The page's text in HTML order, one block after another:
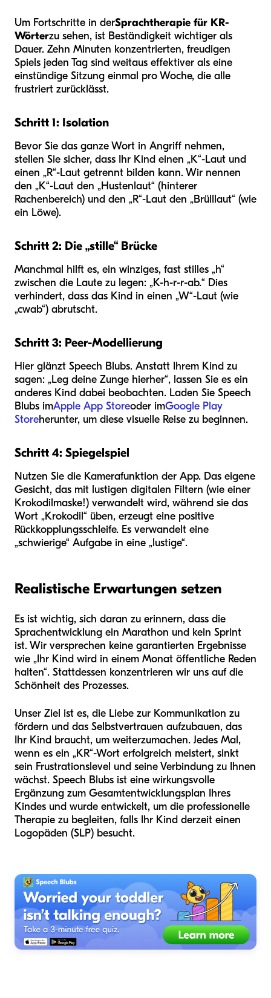
Um Fortschritte in derSprachtherapie für KR-
Wörterzu sehen, ist Beständigkeit wichtiger als
Dauer. Zehn Minuten konzentrierten, freudigen
Spiels jeden Tag sind weitaus effektiver als eine
einstündige Sitzung einmal pro Woche, die alle
frustriert zurücklässt.
Schritt 1: Isolation
Bevor Sie das ganze Wort in Angriff nehmen,
stellen Sie sicher, dass Ihr Kind einen „K“-Laut und
einen „R“-Laut getrennt bilden kann. Wir nennen
den „K“-Laut den „Hustenlaut“ (hinterer
Rachenbereich) und den „R“-Laut den „Brülllaut“ (wie
ein Löwe).
Schritt 2: Die „stille“ Brücke
Manchmal hilft es, ein winziges, fast stilles „h“
zwischen die Laute zu legen: „K-h-r-r-ab.“ Dies
verhindert, dass das Kind in einen „W“-Laut (wie
„cwab“) abrutscht.
Schritt 3: Peer-Modellierung
Hier glänzt Speech Blubs. Anstatt Ihrem Kind zu
sagen: „Leg deine Zunge hierher“, lassen Sie es ein
anderes Kind dabei beobachten. Laden Sie Speech
Blubs imApple App Storeoder imGoogle Play
Storeherunter, um diese visuelle Reise zu beginnen.
Schritt 4: Spiegelspiel
Nutzen Sie die Kamerafunktion der App. Das eigene
Gesicht, das mit lustigen digitalen Filtern (wie einer
Krokodilmaske!) verwandelt wird, während sie das
Wort „Krokodil“ üben, erzeugt eine positive
Rückkopplungsschleife. Es verwandelt eine
„schwierige“ Aufgabe in eine „lustige“.
Realistische Erwartungen setzen
Es ist wichtig, sich daran zu erinnern, dass die
Sprachentwicklung ein Marathon und kein Sprint
ist. Wir versprechen keine garantierten Ergebnisse
wie „Ihr Kind wird in einem Monat öffentliche Reden
halten“. Stattdessen konzentrieren wir uns auf die
Schönheit des Prozesses.
Unser Ziel ist es, die Liebe zur Kommunikation zu
fördern und das Selbstvertrauen aufzubauen, das
Ihr Kind braucht, um weiterzumachen. Jedes Mal,
wenn es ein „KR“-Wort erfolgreich meistert, sinkt
sein Frustrationslevel und seine Verbindung zu Ihnen
wächst. Speech Blubs ist eine wirkungsvolle
Ergänzung zum Gesamtentwicklungsplan Ihres
Kindes und wurde entwickelt, um die professionelle
Therapie zu begleiten, falls Ihr Kind derzeit einen
Logopäden (SLP) besucht.